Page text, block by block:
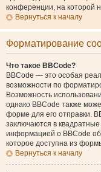
конференции, на которой
Вернуться к началу
Форматирование
Что такое BBCode?
BBCode — это особая
возможности по
Возможность
однако BBCode также
форме для его отправки.
заключаются в
информацией о BBCode
которое доступна из
Вернуться к началу